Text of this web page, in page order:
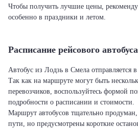
Чтобы получить лучшие цены,
особенно в праздники и летом.
Расписание рейсового
Автобус из Лодзь в Смела отправляется
Так как на маршруте могут быть
перевозчиков, воспользуйтесь формой
подробности о расписании и стоимости.
Маршрут автобусов тщательно
пути, но предусмотрены короткие